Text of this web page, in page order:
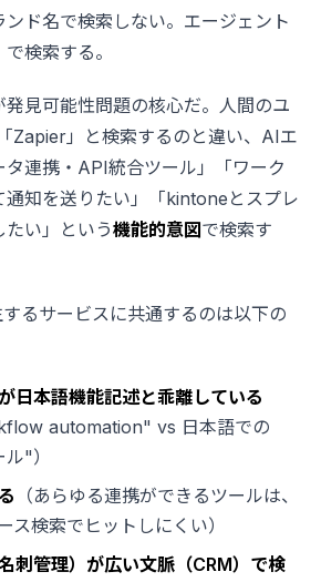
ド名で検索しない。エージェント
で検索する。
発見可能性問題の核心だ。人間のユ
Zapier」と検索するのと違い、AIエ
タ連携・API統合ツール」「ワーク
通知を送りたい」「kintoneとスプレ
たい」という機能的意図で検索す
るサービスに共通するのは以下の
日本語機能記述と乖離している
automation" vs 日本語での
"）
（あらゆる連携ができるツールは、
ス検索でヒットしにくい）
刺管理）が広い文脈（CRM）で検